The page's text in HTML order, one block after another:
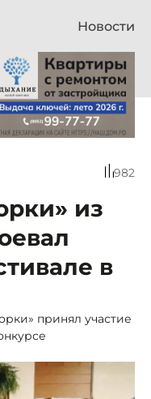
Новости
982
из
в
принял участие